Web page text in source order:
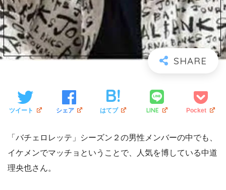
ツイート シェア はてブ LINE Pocket
「バチェロレッテ」シーズン２の男性メンバーの中でも、
イケメンでマッチョということで、人気を博している中道
理央也さん。